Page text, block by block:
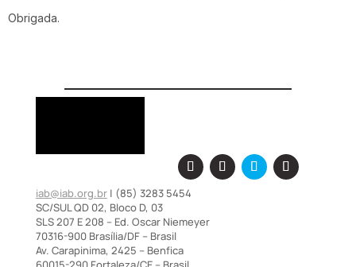
Obrigada.
iab@iab.org.br| (85) 3283 5454
SC/SUL QD 02, Bloco D, 03
SLS 207 E 208 – Ed. Oscar Niemeyer
70316-900 Brasília/DF – Brasil
Av. Carapinima, 2425 – Benfica